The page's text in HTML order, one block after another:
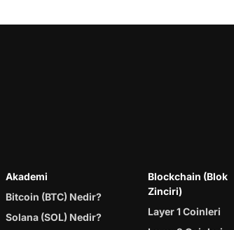
Akademi
Bitcoin (BTC) Nedir?
Solana (SOL) Nedir?
Blockchain (Blok
Zinciri)
Layer 1 Coinleri